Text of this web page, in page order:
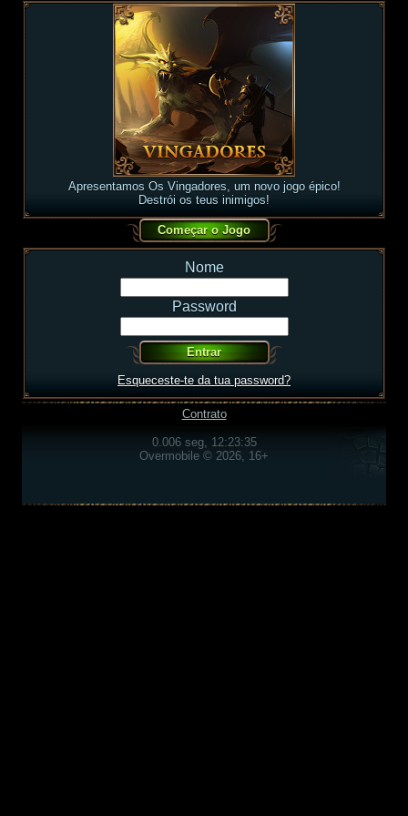
Apresentamos Os Vingadores, um novo jogo épico!
Destrói os teus inimigos!
Nome
Password
Esqueceste-te da tua password?
Contrato
0.006 seg, 12:23:35
Overmobile © 2026, 16+